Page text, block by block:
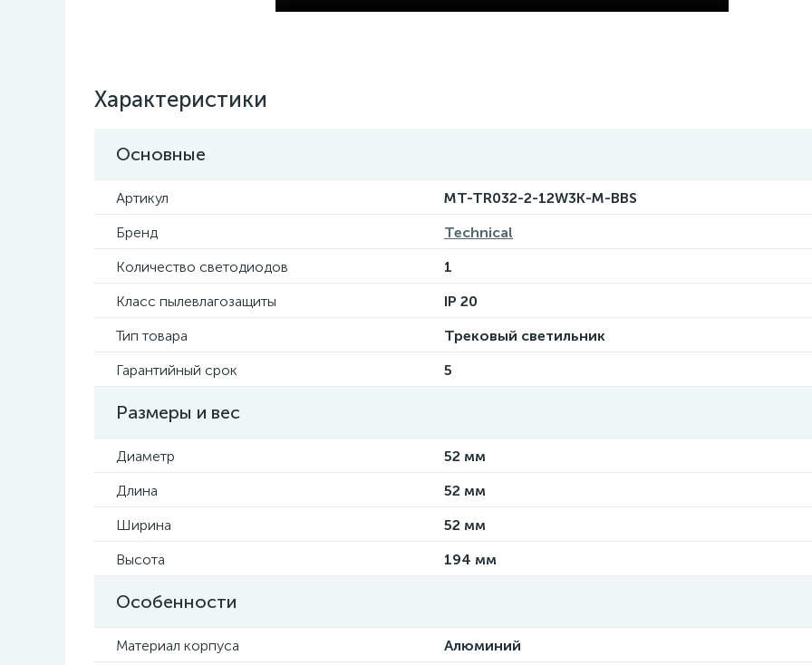
Характеристики
Основные
Артикул
MT-TR032-2-12W3K-M-BBS
Бренд
Technical
Количество светодиодов
1
Класс пылевлагозащиты
IP 20
Тип товара
Трековый светильник
Гарантийный срок
5
Размеры и вес
Диаметр
52 мм
Длина
52 мм
Ширина
52 мм
Высота
194 мм
Особенности
Материал корпуса
Алюминий